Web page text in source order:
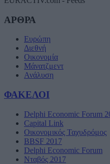
ΑΡΘΡΑ
Ευρώπη
Διεθνή
Οικονομία
Μάνατζμεντ
Ανάλυση
ΦΑΚΕΛΟΙ
Delphi Economic Forum
Capital Link
Οικονομικός Ταχυδρόμος
BBSF 2017
Delphi Economic Forum
Νταβός 2017